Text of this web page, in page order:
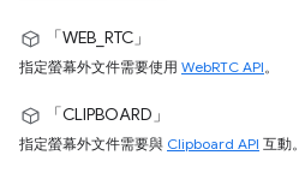
「WEB_RTC」
指定螢幕外文件需要使用 WebRTC API。
「CLIPBOARD」
指定螢幕外文件需要與 Clipboard API 互動。